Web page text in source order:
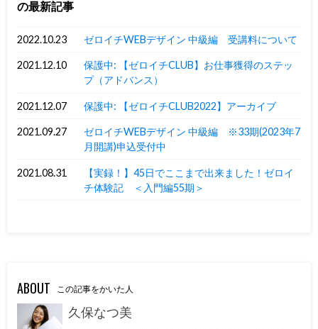
の最新記事
2022.10.23 ゼロイチWEBデザイン 中級編 受講料について
2021.12.10
保護中: 【ゼロイチCLUB】お仕事獲得のステッ
プ（アドバンス）
2021.12.07 保護中: 【ゼロイチCLUB2022】アーカイブ
2021.09.27
ゼロイチWEBデザイン 中級編 ※33期(2023年7
月開講)申込受付中
2021.08.31
【実録！】45日でここまで出来ました！ゼロイ
チ体験記 ＜入門編55期＞
ABOUT この記事をかいた人
久保なつ美